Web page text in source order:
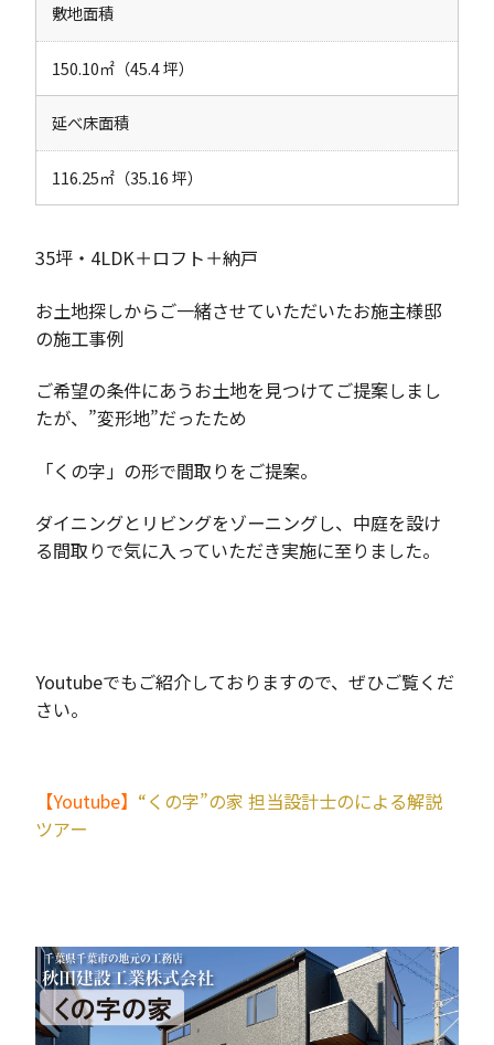
敷地面積
150.10㎡（45.4 坪）
延べ床面積
116.25㎡（35.16 坪）
35坪・4LDK＋ロフト＋納戸
お土地探しからご一緒させていただいたお施主様邸
の施工事例
ご希望の条件にあうお土地を見つけてご提案しまし
たが、”変形地”だったため
「くの字」の形で間取りをご提案。
ダイニングとリビングをゾーニングし、中庭を設け
る間取りで気に入っていただき実施に至りました。
Youtubeでもご紹介しておりますので、ぜひご覧くだ
さい。
【Youtube】 “くの字”の家 担当設計士のによる解説
ツアー